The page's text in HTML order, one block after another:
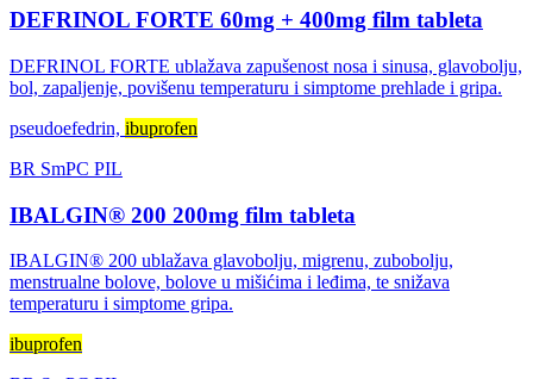
DEFRINOL FORTE 60mg + 400mg film tableta
DEFRINOL FORTE ublažava zapušenost nosa i sinusa, glavobolju,
bol, zapaljenje, povišenu temperaturu i simptome prehlade i gripa.
pseudoefedrin, ibuprofen
BR SmPC PIL
IBALGIN® 200 200mg film tableta
IBALGIN® 200 ublažava glavobolju, migrenu, zubobolju,
menstrualne bolove, bolove u mišićima i leđima, te snižava
temperaturu i simptome gripa.
ibuprofen